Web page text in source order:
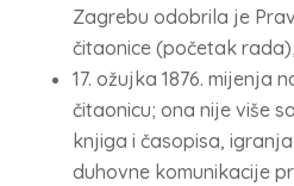
Zagrebu odobrila je
čitaonice (početak rada);
17. ožujka 1876. mijenja
čitaonicu; ona nije više
knjiga i časopisa,
duhovne komunikacije